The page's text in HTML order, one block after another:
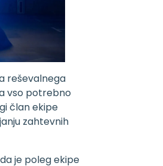
reševalnega
vso potrebno
član ekipe
zahtevnih
je poleg ekipe